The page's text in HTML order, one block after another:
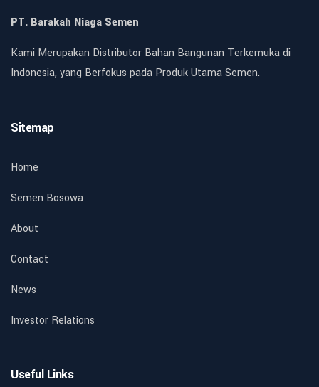
PT. Barakah Niaga Semen
Kami Merupakan Distributor Bahan Bangunan Terkemuka di
Indonesia, yang Berfokus pada Produk Utama Semen.
Sitemap
Home
Semen Bosowa
About
Contact
News
Investor Relations
Useful Links